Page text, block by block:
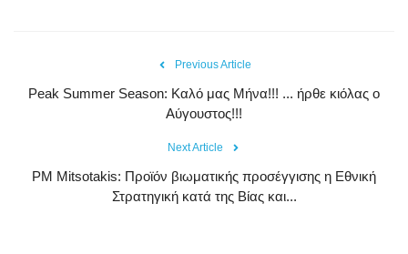
Previous Article
Peak Summer Season: Kαλό μας Μήνα!!! ... ήρθε κιόλας ο
Αύγουστος!!!
Next Article
PM Mitsotakis: Προϊόν βιωματικής προσέγγισης η Εθνική
Στρατηγική κατά της Βίας και...